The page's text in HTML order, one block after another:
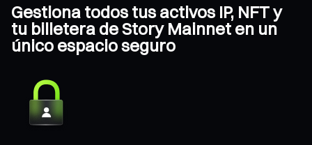
Gestiona todos tus activos IP, NFT y
tu billetera de Story Mainnet en un
único espacio seguro